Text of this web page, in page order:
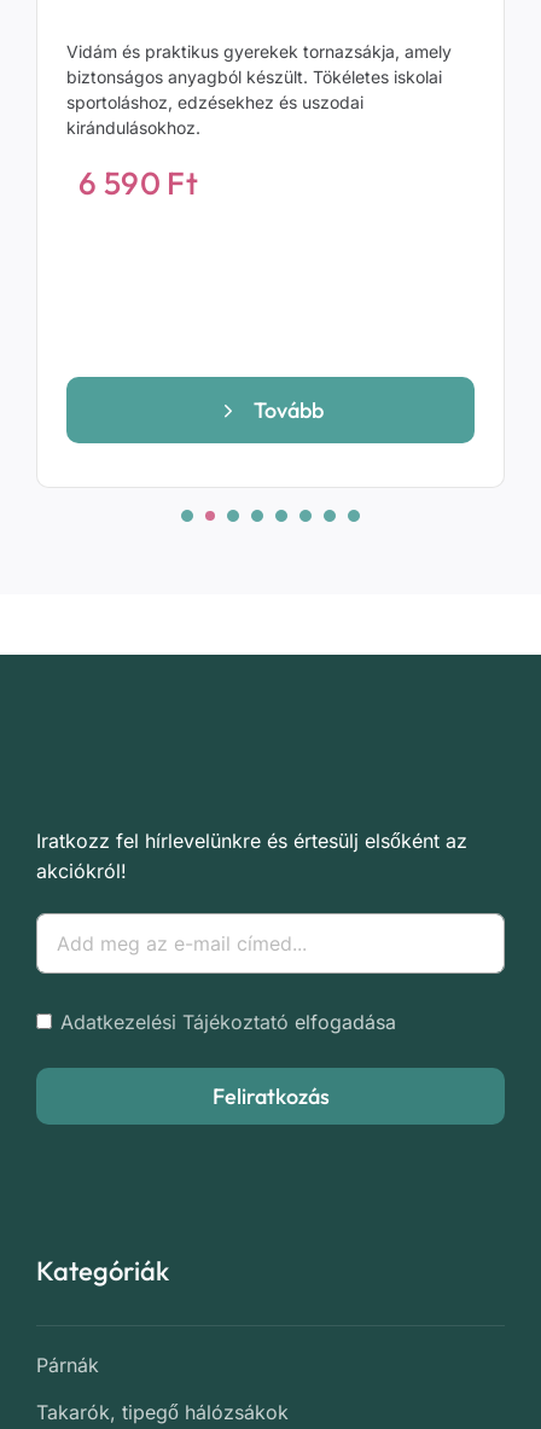
Vidám és praktikus gyerekek tornazsákja, amely
biztonságos anyagból készült. Tökéletes iskolai
sportoláshoz, edzésekhez és uszodai
kirándulásokhoz.
6 590 Ft
Tovább
Iratkozz fel hírlevelünkre és értesülj elsőként az
akciókról!
Adatkezelési Tájékoztató elfogadása
Feliratkozás
Kategóriák
Párnák
Takarók, tipegő hálózsákok